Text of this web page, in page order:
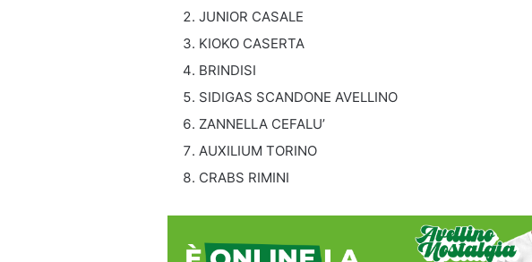
JUNIOR CASALE
KIOKO CASERTA
BRINDISI
SIDIGAS SCANDONE AVELLINO
ZANNELLA CEFALU’
AUXILIUM TORINO
CRABS RIMINI